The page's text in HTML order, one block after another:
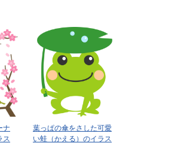
ナ
ス
葉っぱの傘をさした可愛
い蛙（かえる）のイラス